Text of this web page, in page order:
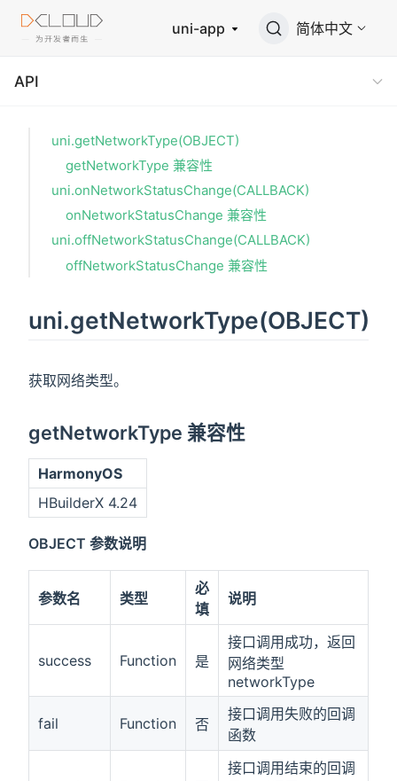
uni-app 简体中文
API
uni.getNetworkType(OBJECT)
getNetworkType 兼容性
uni.onNetworkStatusChange(CALLBACK)
onNetworkStatusChange 兼容性
uni.offNetworkStatusChange(CALLBACK)
offNetworkStatusChange 兼容性
uni.getNetworkType(OBJECT)
获取网络类型。
getNetworkType 兼容性
HarmonyOS
HBuilderX 4.24
OBJECT 参数说明
参数名 类型
必
填
说明
success Function 是
接口调用成功，返回
网络类型
networkType
fail Function 否
接口调用失败的回调
函数
接口调用结束的回调